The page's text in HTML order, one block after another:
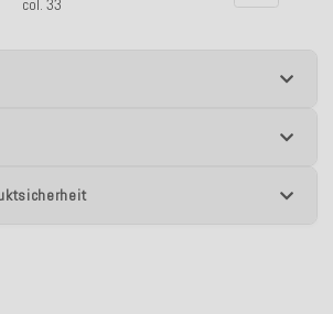
col. 33